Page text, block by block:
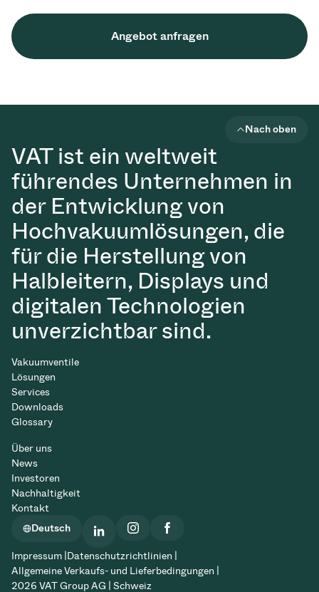
Angebot anfragen
VAT ist ein weltweit
führendes Unternehmen in
der Entwicklung von
Hochvakuumlösungen, die
für die Herstellung von
Halbleitern, Displays und
digitalen Technologien
unverzichtbar sind.
Nach oben
Vakuumventile
Lösungen
Services
Downloads
Glossary
Über uns
News
Investoren
Nachhaltigkeit
Kontakt
Deutsch
Impressum | Datenschutzrichtlinien |
Allgemeine Verkaufs- und Lieferbedingungen |
2026 VAT Group AG | Schweiz